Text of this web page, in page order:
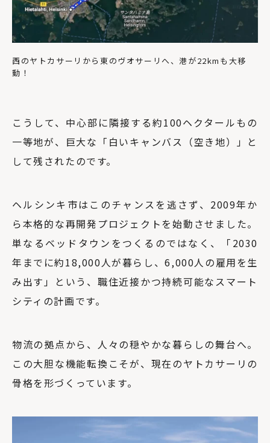
西のヤトカサーリから東のヴオサーリへ、港が22kmも大移
動！
こうして、中心部に隣接する約100ヘクタールもの
一等地が、巨大な「白いキャンバス（空き地）」と
して残されたのです。
ヘルシンキ市はこのチャンスを逃さず、2009年か
ら本格的な再開発プロジェクトを始動させました。
単なるベッドタウンをつくるのではなく、「2030
年までに約18,000人が暮らし、6,000人の雇用を生
み出す」という、職住近接かつ持続可能なスマート
シティの計画です。
物流の拠点から、人々の穏やかな暮らしの舞台へ。
この大胆な機能転換こそが、現在のヤトカサーリの
骨格を形づくっています。